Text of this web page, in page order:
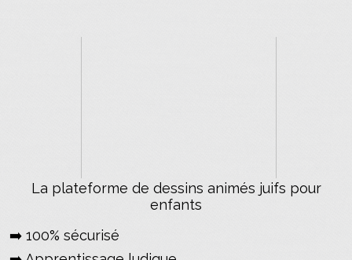
La plateforme de dessins animés juifs pour
enfants
➡️ 100% sécurisé